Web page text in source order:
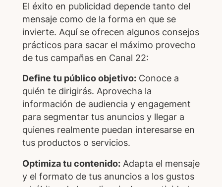
El éxito en publicidad depende tanto del
mensaje como de la forma en que se
invierte. Aquí se ofrecen algunos consejos
prácticos para sacar el máximo provecho
de tus campañas en Canal 22:
Define tu público objetivo:Conoce a
quién te dirigirás. Aprovecha la
información de audiencia y engagement
para segmentar tus anuncios y llegar a
quienes realmente puedan interesarse en
tus productos o servicios.
Optimiza tu contenido:Adapta el mensaje
y el formato de tus anuncios a los gustos